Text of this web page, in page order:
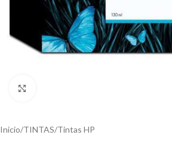
Inicio/TINTAS/Tintas HP